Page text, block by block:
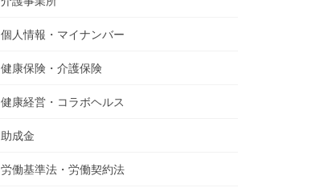
個人情報・マイナンバー
健康保険・介護保険
健康経営・コラボヘルス
助成金
労働基準法・労働契約法